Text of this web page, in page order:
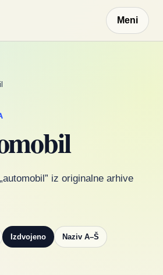
Meni
iz originalne arhive
Izdvojeno Naziv A–Š